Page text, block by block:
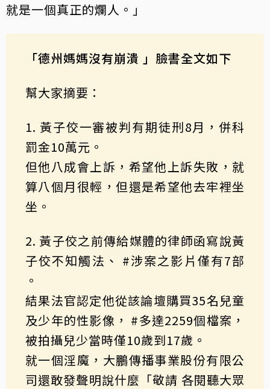
就是一個真正的爛人。」
「德州媽媽沒有崩潰 」臉書全文如下
幫大家摘要：
1. 黃子佼一審被判有期徒刑8月，併科
罰金10萬元。
但他八成會上訴，希望他上訴失敗，就
算八個月很輕，但還是希望他去牢裡坐
坐。
2. 黃子佼之前傳給媒體的律師函寫說黃
子佼不知觸法、 #涉案之影片僅有7部
。
結果法官認定他從該論壇購買35名兒童
及少年的性影像， #多達2259個檔案，
被拍攝兒少當時僅10歲到17歲。
就一個淫魔，大鵬傳播事業股份有限公
司還敢發聲明說什麼「敬請 各閱聽大眾